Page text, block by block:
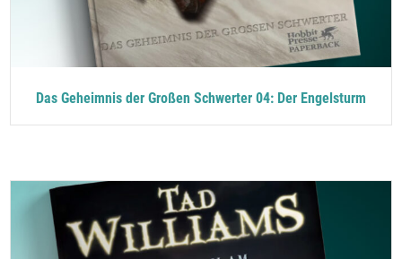
Das Geheimnis der Großen Schwerter 04: Der Engelsturm